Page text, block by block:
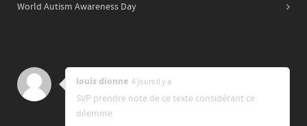
World Autism Awareness Day
louis dionne 4 jours ll y a
SVP prendre note de ce texte considérant ce
dilemme